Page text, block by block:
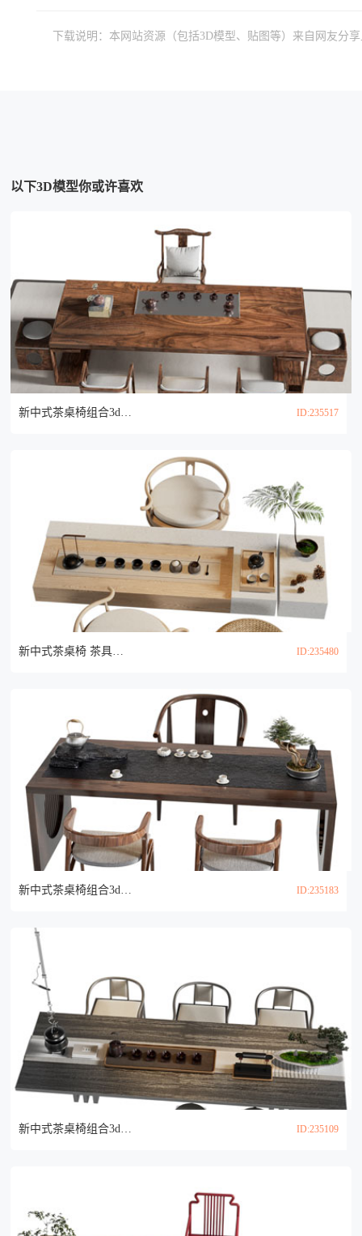
下载说明：本网站资源（包括3D模型、贴图等）来自网友分
以下3D模型你或许喜欢
新中式茶桌椅组合3d模型 ID:235517
新中式茶桌椅 茶具杯子 蒲团组合3d模型 ID:235480
新中式茶桌椅组合3d模型 ID:235183
新中式茶桌椅组合3d模型 ID:235109